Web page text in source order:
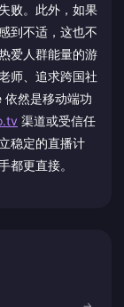
败。此外，如果
到不适，这也不
爱人群能量的游
师、追求跨国社
然是移动端功
渠道或受信任
稳定的直播计
都更直接。